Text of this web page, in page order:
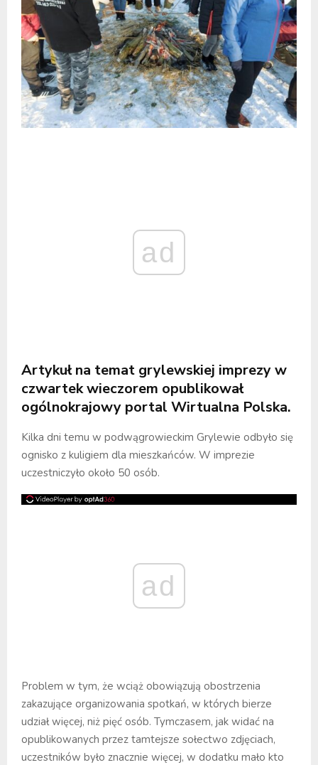
ad
Artykuł na temat grylewskiej imprezy w
czwartek wieczorem opublikował
ogólnokrajowy portal Wirtualna Polska.
Kilka dni temu w podwągrowieckim Grylewie odbyło się
ognisko z kuligiem dla mieszkańców. W imprezie
uczestniczyło około 50 osób.
ad
Problem w tym, że wciąż obowiązują obostrzenia
zakazujące organizowania spotkań, w których bierze
udział więcej, niż pięć osób. Tymczasem, jak widać na
opublikowanych przez tamtejsze sołectwo zdjęciach,
uczestników było znacznie więcej, w dodatku mało kto